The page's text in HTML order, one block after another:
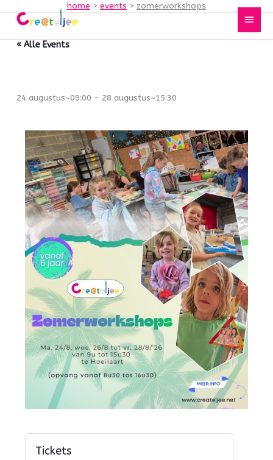
naar
de
home events zomerworkshops
« Alle Events
24 augustus~09:00 - 28 augustus~15:30
Tickets